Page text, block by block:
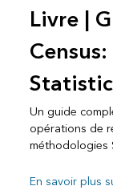
Livre |
Un guide
opérations de
méthodologies
En savoir plus